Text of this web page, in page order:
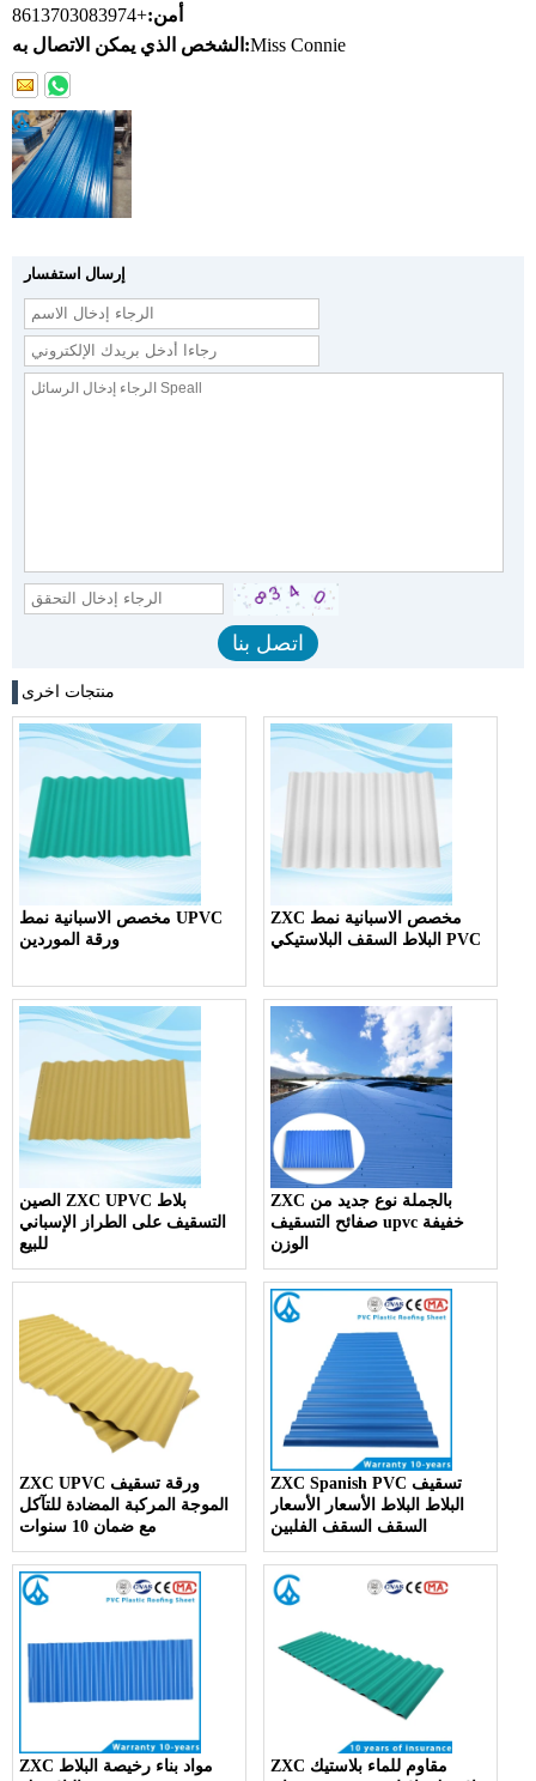
أمن:+8613703083974
الشخص الذي يمكن الاتصال به:Miss Connie
إرسال استفسار
منتجات اخرى
مخصص الاسبانية نمط UPVC
ورقة الموردين
ZXC مخصص الاسبانية نمط
البلاط السقف البلاستيكي PVC
الصين ZXC UPVC بلاط
التسقيف على الطراز الإسباني
للبيع
ZXC بالجملة نوع جديد من
صفائح التسقيف upvc خفيفة
الوزن
ZXC UPVC ورقة تسقيف
الموجة المركبة المضادة للتآكل
مع ضمان 10 سنوات
ZXC Spanish PVC تسقيف
البلاط البلاط الأسعار الأسعار
السقف السقف الفلبين
ZXC مواد بناء رخيصة البلاط
ZXC مقاوم للماء بلاستيك